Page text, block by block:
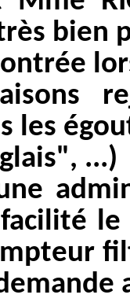
bien
les
...)